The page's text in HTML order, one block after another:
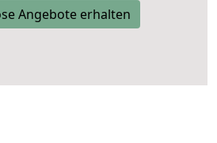
Angebote erhalten